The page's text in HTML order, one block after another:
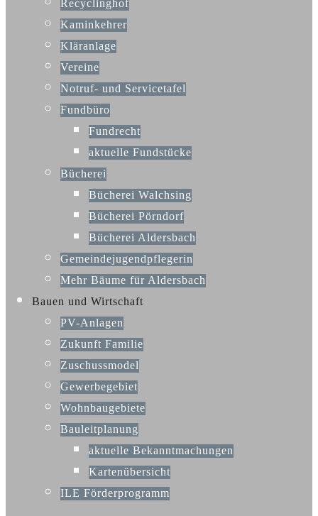
Recyclinghof
Kaminkehrer
Kläranlage
Vereine
Notruf- und Servicetafel
Fundbüro
Fundrecht
aktuelle Fundstücke
Bücherei
Bücherei Walchsing
Bücherei Pörndorf
Bücherei Aldersbach
Gemeindejugendpflegerin
Mehr Bäume für Aldersbach
Bauen und Wirtschaft
PV-Anlagen
Zukunft Familie
Zuschussmodel
Gewerbegebiet
Wohnbaugebiete
Bauleitplanung
aktuelle Bekanntmachungen
Kartenübersicht
ILE Förderprogramm